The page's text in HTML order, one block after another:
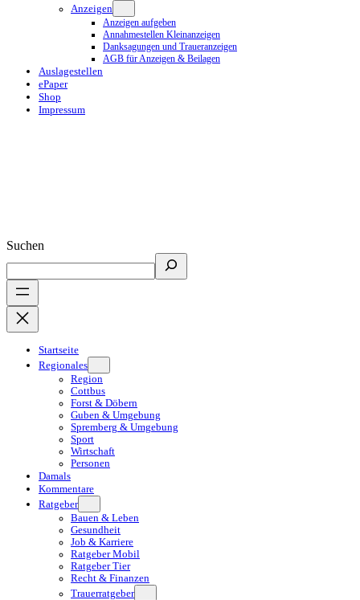
Anzeigen
Anzeigen aufgeben
Annahmestellen Kleinanzeigen
Danksagungen und Traueranzeigen
AGB für Anzeigen & Beilagen
Auslagestellen
ePaper
Shop
Impressum
Suchen
Startseite
Regionales
Region
Cottbus
Forst & Döbern
Guben & Umgebung
Spremberg & Umgebung
Sport
Wirtschaft
Personen
Damals
Kommentare
Ratgeber
Bauen & Leben
Gesundheit
Job & Karriere
Ratgeber Mobil
Ratgeber Tier
Recht & Finanzen
Trauerratgeber